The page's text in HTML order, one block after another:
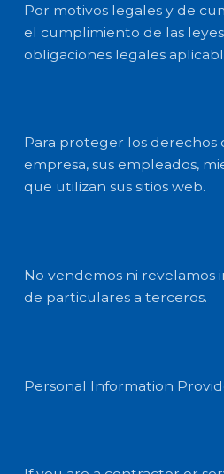
Por motivos legales y de
el cumplimiento de las
obligaciones legales
Para proteger los derechos
empresa, sus empleados,
que utilizan sus sitios web.
No vendemos ni revelamos
de particulares a terceros.
Personal Information